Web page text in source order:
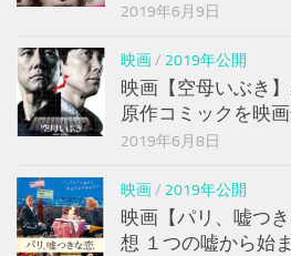
2019年6月9日
映画/ 2019年公開
映画【空母いぶき
原作コミックを映
2019年6月8日
映画/ 2019年公開
映画【パリ、嘘つ
想 １つの嘘から始